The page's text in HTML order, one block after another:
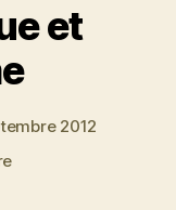
et
2012
sur